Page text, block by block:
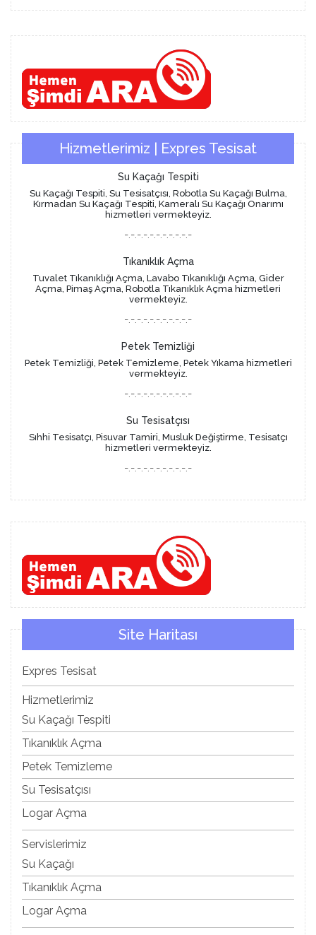
Hizmetlerimiz | Expres Tesisat
Su Kaçağı Tespiti
Su Kaçağı Tespiti, Su Tesisatçısı, Robotla Su Kaçağı Bulma,
Kırmadan Su Kaçağı Tespiti, Kameralı Su Kaçağı Onarımı
hizmetleri vermekteyiz.
-.-.-.-.-.-.-.-.-.-.-
Tıkanıklık Açma
Tuvalet Tıkanıklığı Açma, Lavabo Tıkanıklığı Açma, Gider
Açma, Pimaş Açma, Robotla Tıkanıklık Açma hizmetleri
vermekteyiz.
-.-.-.-.-.-.-.-.-.-.-
Petek Temizliği
Petek Temizliği, Petek Temizleme, Petek Yıkama hizmetleri
vermekteyiz.
-.-.-.-.-.-.-.-.-.-.-
Su Tesisatçısı
Sıhhi Tesisatçı, Pisuvar Tamiri, Musluk Değiştirme, Tesisatçı
hizmetleri vermekteyiz.
-.-.-.-.-.-.-.-.-.-.-
Site Haritası
Expres Tesisat
Hizmetlerimiz
Su Kaçağı Tespiti
Tıkanıklık Açma
Petek Temizleme
Su Tesisatçısı
Logar Açma
Servislerimiz
Su Kaçağı
Tıkanıklık Açma
Logar Açma